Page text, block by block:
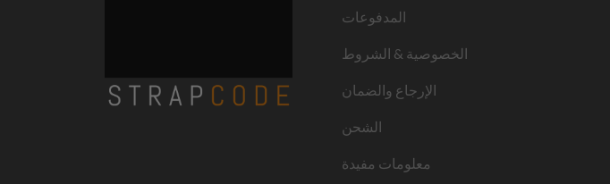
المدفوعات
الخصوصية & الشروط
الإرجاع والضمان
الشحن
معلومات مفيدة